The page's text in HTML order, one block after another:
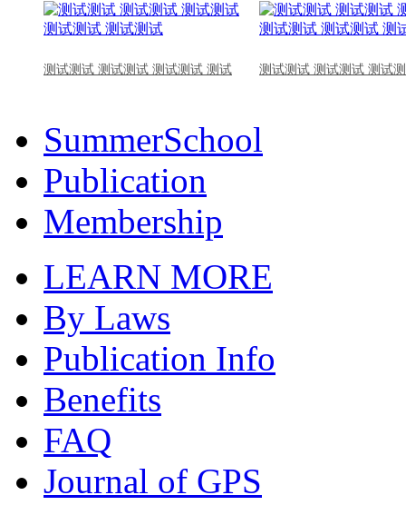
测试测试 测试测试 测试测试 测试 测试测试 测试测试 测试
SummerSchool
Publication
Membership
LEARN MORE
By Laws
Publication Info
Benefits
FAQ
Journal of GPS